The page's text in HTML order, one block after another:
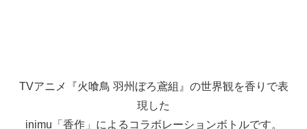
TVアニメ『火喰鳥 羽州ぼろ鳶組』の世界観を香りで表
現した
inimu「香作」によるコラボレーションボトルです。